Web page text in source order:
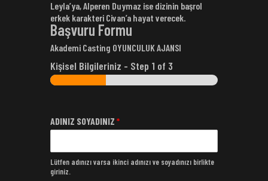
Leyla’ya, Alperen Duymaz ise dizinin başrol
erkek karakteri Civan’a hayat verecek.
Başvuru Formu
Akademi Casting OYUNCULUK AJANSI
Kişisel Bilgileriniz - Step 1 of 3
ADINIZ SOYADINIZ *
Lütfen adınızı varsa ikinci adınızı ve soyadınızı birlikte
giriniz.